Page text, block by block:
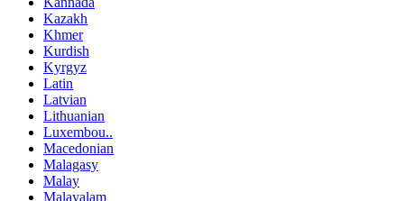
Kazakh
Khmer
Kurdish
Kyrgyz
Latin
Latvian
Lithuanian
Luxembou..
Macedonian
Malagasy
Malay
Malayalam